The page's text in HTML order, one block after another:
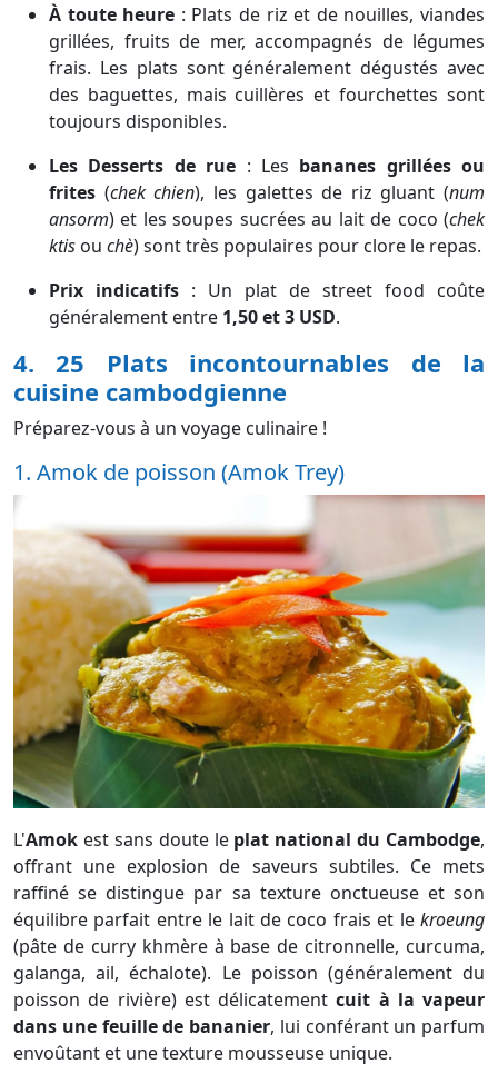
À toute heure : Plats de riz et de nouilles, viandes
grillées, fruits de mer, accompagnés de légumes
frais. Les plats sont généralement dégustés avec
des baguettes, mais cuillères et fourchettes sont
toujours disponibles.
Les Desserts de rue : Les bananes grillées ou
frites (chek chien), les galettes de riz gluant (num
ansorm) et les soupes sucrées au lait de coco (chek
ktis ou chè) sont très populaires pour clore le repas.
Prix indicatifs : Un plat de street food coûte
généralement entre 1,50 et 3 USD.
4. 25 Plats incontournables de la
cuisine cambodgienne
Préparez-vous à un voyage culinaire !
1. Amok de poisson (Amok Trey)
L'Amok est sans doute le plat national du Cambodge,
offrant une explosion de saveurs subtiles. Ce mets
raffiné se distingue par sa texture onctueuse et son
équilibre parfait entre le lait de coco frais et le kroeung
(pâte de curry khmère à base de citronnelle, curcuma,
galanga, ail, échalote). Le poisson (généralement du
poisson de rivière) est délicatement cuit à la vapeur
dans une feuille de bananier, lui conférant un parfum
envoûtant et une texture mousseuse unique.